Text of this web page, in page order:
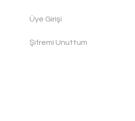
Üye Girişi
Şifremi Unuttum